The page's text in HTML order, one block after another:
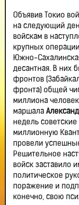
Объявив Токио
на следующий
войскам в
крупных
Южно-
десантная. В них
фронтов
фронта) общей
миллиона
маршала
недель
миллионную
провели
Решительное
войск заставило
политическое
поражение и
конечно, свою